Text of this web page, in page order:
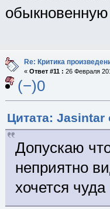
обыкновенную
Re: Критика
« Ответ #11 : 26 Февраля
(−)0
Цитата: Jasintar
Допускаю
неприятно
хочется